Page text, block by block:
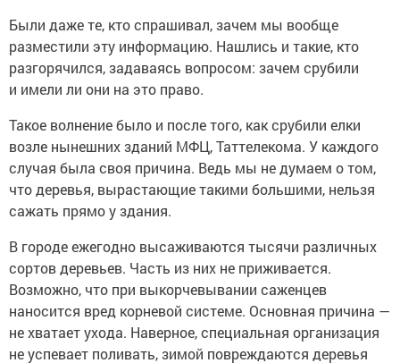
Были даже те, кто спрашивал, зачем мы вообще
разместили эту информацию. Нашлись и такие, кто
разгорячился, задаваясь вопросом: зачем срубили
и имели ли они на это право.
Такое волнение было и после того, как срубили елки
возле нынешних зданий МФЦ, Таттелекома. У каждого
случая была своя причина. Ведь мы не думаем о том,
что деревья, вырастающие такими большими, нельзя
сажать прямо у здания.
В городе ежегодно высаживаются тысячи различных
сортов деревьев. Часть из них не приживается.
Возможно, что при выкорчевывании саженцев
наносится вред корневой системе. Основная причина —
не хватает ухода. Наверное, специальная организация
не успевает поливать, зимой повреждаются деревья